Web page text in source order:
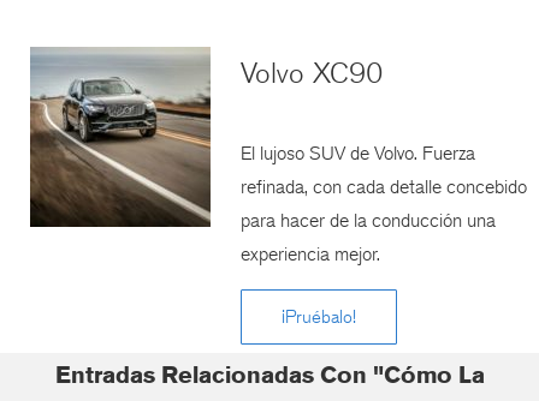
Volvo XC90
El lujoso SUV de Volvo. Fuerza
refinada, con cada detalle concebido
para hacer de la conducción una
experiencia mejor.
¡Pruébalo!
Entradas Relacionadas Con "Cómo La